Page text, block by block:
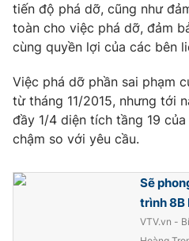
Phim VTV
Hậu trường
Nhân vật
Khán giả
Giải sao mai
Giải trí
Điện ảnh
Âm nhạc
Sao
Đời sống
Du lịch
Làm đẹp
Chất lượng cuộc sống
Giáo dục
Tuyển sinh
Học trực tuyến
Hitech Công nghệ tương lai
Giao lưu trực tuyến
tiến độ phá dỡ, cũng như
toàn cho việc phá dỡ, đảm
cùng quyền lợi của các bên
Việc phá dỡ phần sai phạm
từ tháng 11/2015, nhưng tới
đầy 1/4 diện tích tầng 19
chậm so với yêu cầu.
Sẽ
trình 8B
VTV.vn -